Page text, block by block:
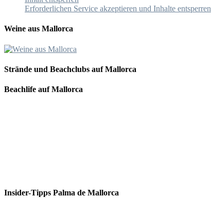
Erforderlichen Service akzeptieren und Inhalte entsperren
Weine aus Mallorca
Strände und Beachclubs auf Mallorca
Beachlife auf Mallorca
Insider-Tipps Palma de Mallorca